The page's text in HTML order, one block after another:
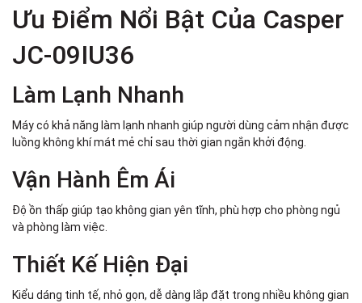
Ưu Điểm Nổi Bật Của Casper
JC-09IU36
Làm Lạnh Nhanh
Máy có khả năng làm lạnh nhanh giúp người dùng cảm nhận được
luồng không khí mát mẻ chỉ sau thời gian ngắn khởi động.
Vận Hành Êm Ái
Độ ồn thấp giúp tạo không gian yên tĩnh, phù hợp cho phòng ngủ
và phòng làm việc.
Thiết Kế Hiện Đại
Kiểu dáng tinh tế, nhỏ gọn, dễ dàng lắp đặt trong nhiều không gian